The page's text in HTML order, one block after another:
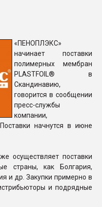
ПЕРЕЙТИ НА
«ПЕНОПЛЭКС»
начинает поставки
полимерных мембран
PLASTFOIL® в
Скандинавию,
говорится в сообщении
пресс-службы
компании,
начнутся в июне
осуществляет поставки
страны, как Болгария,
и др. Закупки примерно в
и подрядные